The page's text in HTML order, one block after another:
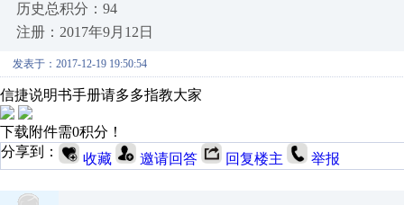
历史总积分：94
注册：2017年9月12日
发表于：2017-12-19 19:50:54
信捷说明书手册请多多指教大家
下载附件需0积分！
分享到：
收藏 邀请回答 回复楼主 举报